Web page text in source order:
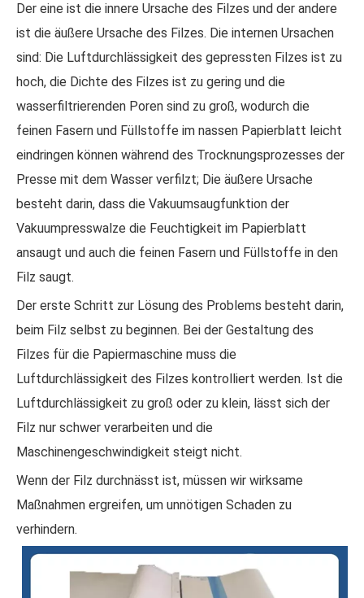
Der eine ist die innere Ursache des Filzes und der andere
ist die äußere Ursache des Filzes. Die internen Ursachen
sind: Die Luftdurchlässigkeit des gepressten Filzes ist zu
hoch, die Dichte des Filzes ist zu gering und die
wasserfiltrierenden Poren sind zu groß, wodurch die
feinen Fasern und Füllstoffe im nassen Papierblatt leicht
eindringen können während des Trocknungsprozesses der
Presse mit dem Wasser verfilzt; Die äußere Ursache
besteht darin, dass die Vakuumsaugfunktion der
Vakuumpresswalze die Feuchtigkeit im Papierblatt
ansaugt und auch die feinen Fasern und Füllstoffe in den
Filz saugt.
Der erste Schritt zur Lösung des Problems besteht darin,
beim Filz selbst zu beginnen. Bei der Gestaltung des
Filzes für die Papiermaschine muss die
Luftdurchlässigkeit des Filzes kontrolliert werden. Ist die
Luftdurchlässigkeit zu groß oder zu klein, lässt sich der
Filz nur schwer verarbeiten und die
Maschinengeschwindigkeit steigt nicht.
Wenn der Filz durchnässt ist, müssen wir wirksame
Maßnahmen ergreifen, um unnötigen Schaden zu
verhindern.